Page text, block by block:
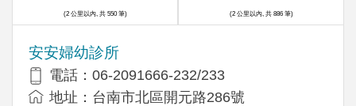
安安婦幼診所
電話：06-2091666-232/233
地址：台南市北區開元路286號
(2 公里以內, 共 550 筆) (2 公里以內, 共 886 筆)